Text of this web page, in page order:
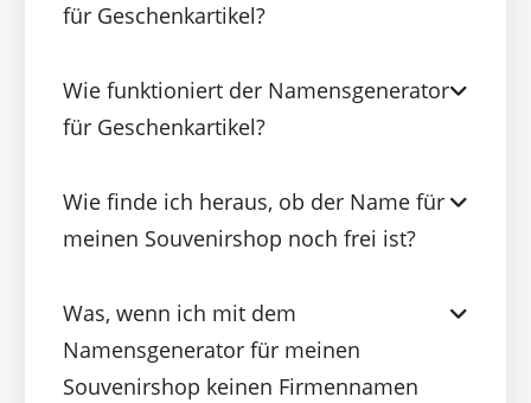
für Geschenkartikel?
Wie funktioniert der Namensgenerator
für Geschenkartikel?
Wie finde ich heraus, ob der Name für
meinen Souvenirshop noch frei ist?
Was, wenn ich mit dem
Namensgenerator für meinen
Souvenirshop keinen Firmennamen